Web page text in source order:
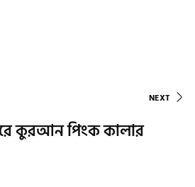
NEXT
কুরআন পিংক কালার